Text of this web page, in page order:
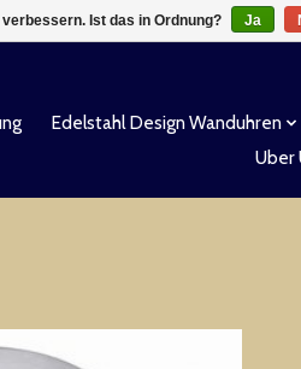
Edelstahl Design Wanduhren
Uber
Ist das in Ordnung? Ja